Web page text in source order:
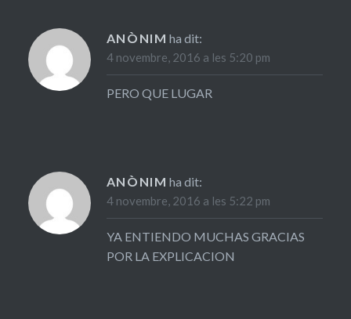
ANÒNIM ha dit:
4 novembre, 2016 a les 5:20 pm
PERO QUE LUGAR
ANÒNIM ha dit:
4 novembre, 2016 a les 5:22 pm
YA ENTIENDO MUCHAS GRACIAS
POR LA EXPLICACION